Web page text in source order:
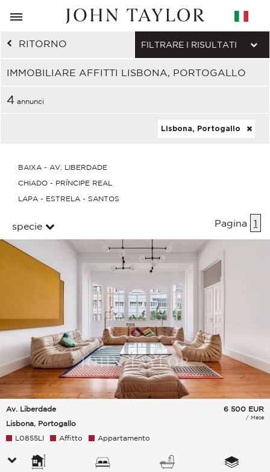
RITORNO
IMMOBILIARE AFFITTI LISBONA, PORTOGALLO
FILTRARE I RISULTATI
4 annunci
Lisbona, Portogallo
BAIXA - AV. LIBERDADE
CHIADO - PRÍNCIPE REAL
LAPA - ESTRELA - SANTOS
specie Pagina 1
Av. Liberdade
Lisbona, Portogallo
6 500 EUR
/ Mese
L0855LI Affitto Appartamento